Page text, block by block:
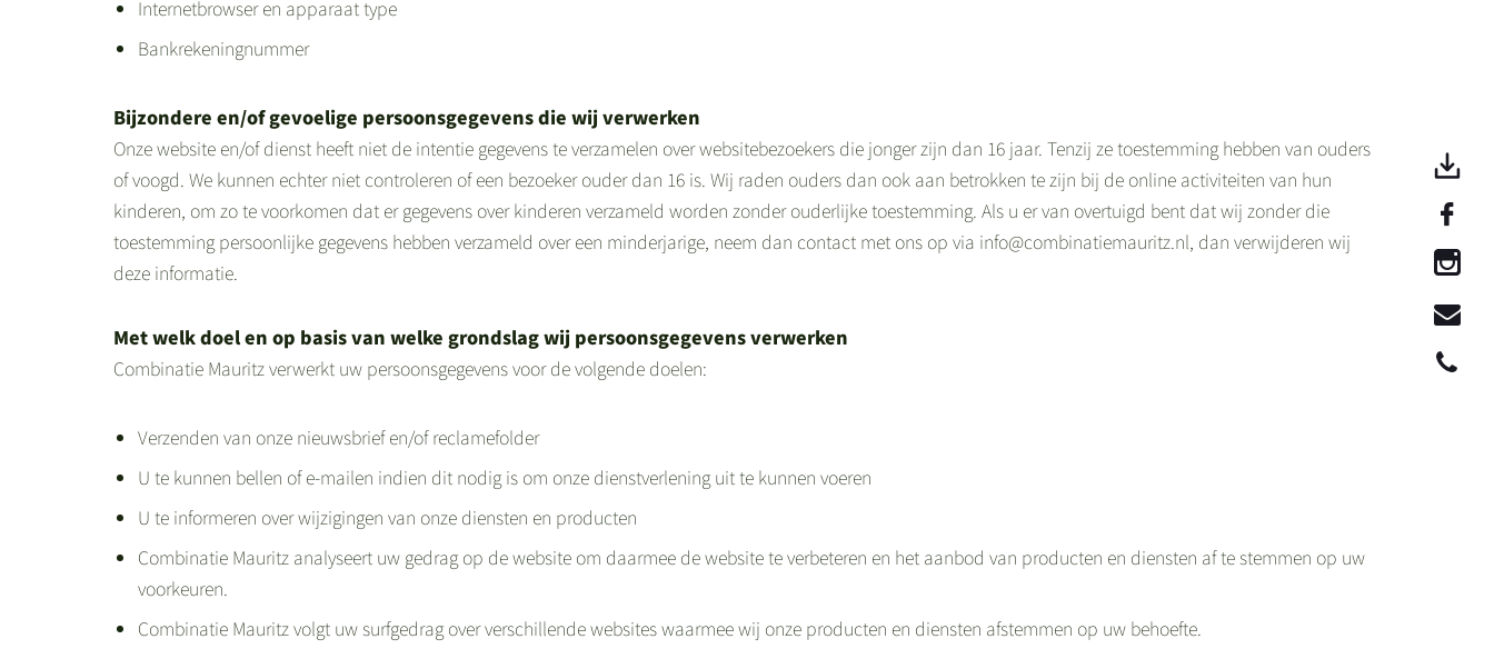
Internetbrowser en apparaat type
Bankrekeningnummer
Bijzondere en/of gevoelige persoonsgegevens die wij verwerken
Onze website en/of dienst heeft niet de intentie gegevens te verzamelen over websitebezoekers die jonger zijn dan 16 jaar. Tenzij ze toestemming hebben van ouders
of voogd. We kunnen echter niet controleren of een bezoeker ouder dan 16 is. Wij raden ouders dan ook aan betrokken te zijn bij de online activiteiten van hun
kinderen, om zo te voorkomen dat er gegevens over kinderen verzameld worden zonder ouderlijke toestemming. Als u er van overtuigd bent dat wij zonder die
toestemming persoonlijke gegevens hebben verzameld over een minderjarige, neem dan contact met ons op via info@combinatiemauritz.nl, dan verwijderen wij
deze informatie.
Met welk doel en op basis van welke grondslag wij persoonsgegevens verwerken
Combinatie Mauritz verwerkt uw persoonsgegevens voor de volgende doelen:
Verzenden van onze nieuwsbrief en/of reclamefolder
U te kunnen bellen of e-mailen indien dit nodig is om onze dienstverlening uit te kunnen voeren
U te informeren over wijzigingen van onze diensten en producten
Combinatie Mauritz analyseert uw gedrag op de website om daarmee de website te verbeteren en het aanbod van producten en diensten af te stemmen op uw
voorkeuren.
Combinatie Mauritz volgt uw surfgedrag over verschillende websites waarmee wij onze producten en diensten afstemmen op uw behoefte.